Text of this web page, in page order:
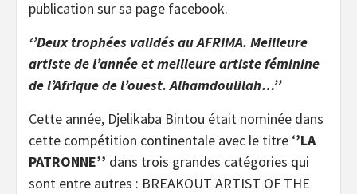
publication sur sa page facebook.
‘’Deux trophées validés au AFRIMA. Meilleure
artiste de l’année et meilleure artiste féminine
de l’Afrique de l’ouest. Alhamdoulilah…’’
Cette année, Djelikaba Bintou était nominée dans
cette compétition continentale avec le titre ‘’LA
PATRONNE’’ dans trois grandes catégories qui
sont entre autres : BREAKOUT ARTIST OF THE